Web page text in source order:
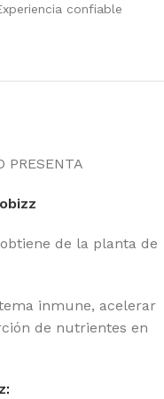
confiable
PRESENTA
de la planta de
inmune, acelerar
de nutrientes en